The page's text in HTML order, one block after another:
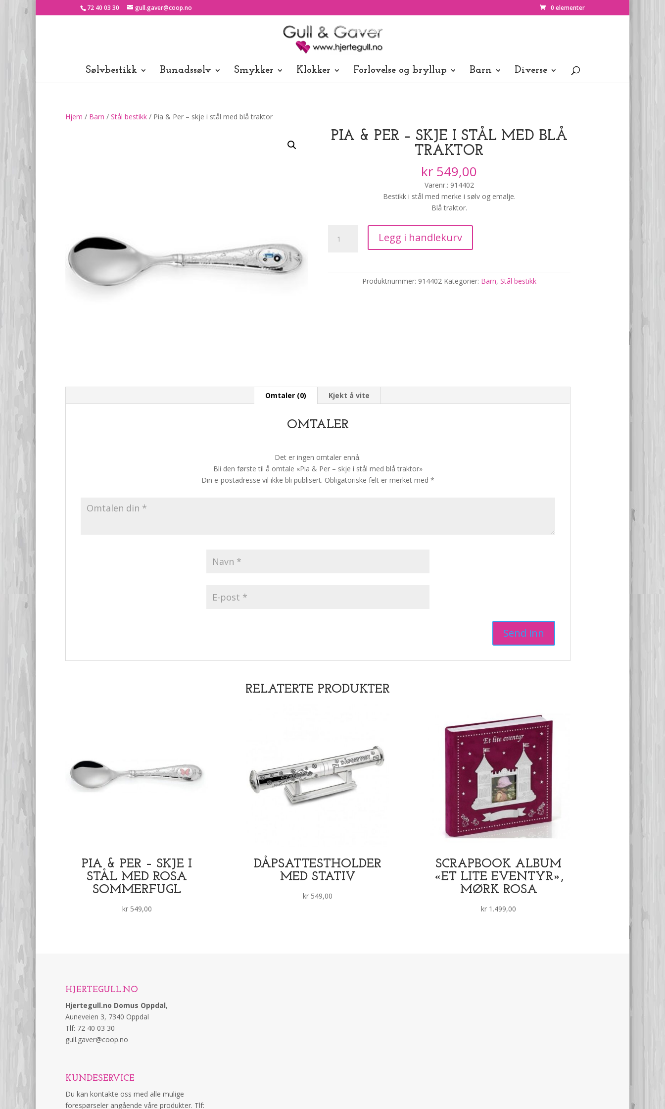
72 40 03 30 gull.gaver@coop.no 0 elementer
Sølvbestikk Bunadssølv Smykker Klokker Forlovelse og bryllup Barn Diverse
Hjem / Barn / Stål bestikk / Pia & Per – skje i stål med blå traktor
PIA & PER – SKJE I STÅL MED BLÅ
TRAKTOR
kr 549,00
Varenr.: 914402
Bestikk i stål med merke i sølv og emalje.
Blå traktor.
Legg i handlekurv
Produktnummer: 914402 Kategorier: Barn, Stål bestikk
Omtaler (0) Kjekt å vite
OMTALER
Det er ingen omtaler ennå.
Bli den første til å omtale «Pia & Per – skje i stål med blå traktor»
Din e-postadresse vil ikke bli publisert. Obligatoriske felt er merket med *
RELATERTE PRODUKTER
PIA & PER – SKJE I
STÅL MED ROSA
SOMMERFUGL
kr549,00
DÅPSATTESTHOLDER
MED STATIV
kr 549,00
SCRAPBOOK ALBUM
«ET LITE EVENTYR»,
MØRK ROSA
kr 1.499,00
HJERTEGULL.NO
Hjertegull.no Domus Oppdal,
Auneveien 3, 7340 Oppdal
Tlf: 72 40 03 30
gull.gaver@coop.no
KUNDESERVICE
Du kan kontakte oss med alle mulige
forespørseler angående våre produkter. Tlf: